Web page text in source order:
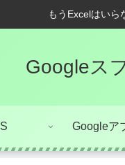
もうExcelはいら
Googleス
Googleア